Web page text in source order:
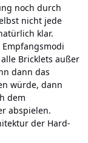
noch durch
nicht jede
klar.
Bricklets außer
dann das
würde, dann
dem
abspielen.
der Hard-